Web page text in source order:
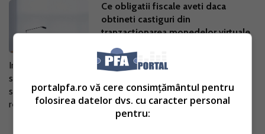
Ce obligatii fiscale aveti daca
obtineti castiguri din
tranzactionarea monedelor virtuale
13 Dec. 2024
Indiferent de scopul achizitiei de moneda virtuala, in scopul
stocarii si revanzarii dupa o perioada mai lunga de timp, in
scop investitional, vanzare cumparare pe termen scurt,
relevant este...
portalpfa.ro vă cere consimțământul pentru
folosirea datelor dvs. cu caracter personal
pentru: